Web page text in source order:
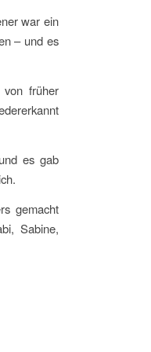
war ein
– und es
früher
es gab
gemacht
Sabine,